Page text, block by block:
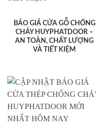
BÁO GIÁ CỬA GỖ CHỐNG
CHÁY HUYPHATDOOR –
AN TOÀN, CHẤT LƯỢNG
VÀ TIẾT KIỆM